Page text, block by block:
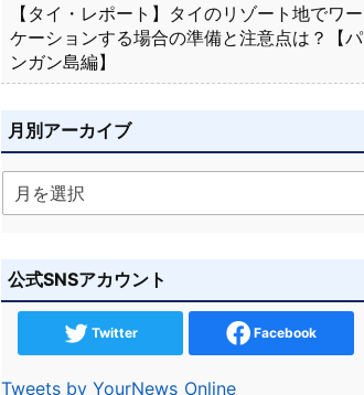
【タイ・レポート】タイのリゾート地でワー
ケーションする場合の準備と注意点は？【パ
ンガン島編】
月別アーカイブ
公式SNSアカウント
Twitter Facebook
Tweets by YourNews_Online